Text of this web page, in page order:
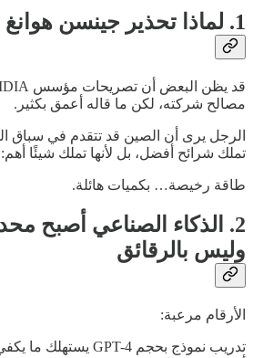
1. لماذا تحذير جينسن هوانغ مهم؟
مصالح شركته، لكن ما قاله أعمق بكثير.
الرجل يرى أن الصين قد تتقدم في سباق
تملك شرائح أفضل، بل لأنها تملك شيئًا أهم:
طاقة رخيصة… بكميات هائلة.
2. الذكاء الصناعي أصبح
وليس بالرقائق
الأرقام مرعبة: